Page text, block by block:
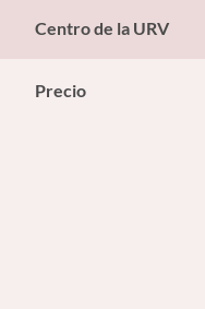
Centro de la URV
Precio